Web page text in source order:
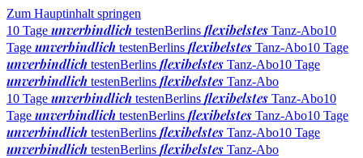
Zum Hauptinhalt springen
10 Tage unverbindlich testenBerlins flexibelstes Tanz-Abo10
Tage unverbindlich testenBerlins flexibelstes Tanz-Abo10 Tage
unverbindlich testenBerlins flexibelstes Tanz-Abo10 Tage
unverbindlich testenBerlins flexibelstes Tanz-Abo
10 Tage unverbindlich testenBerlins flexibelstes Tanz-Abo10
Tage unverbindlich testenBerlins flexibelstes Tanz-Abo10 Tage
unverbindlich testenBerlins flexibelstes Tanz-Abo10 Tage
unverbindlich testenBerlins flexibelstes Tanz-Abo